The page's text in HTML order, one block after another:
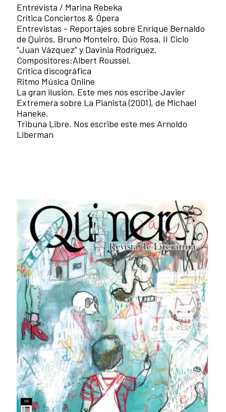
Entrevista / Marina Rebeka
Crítica Conciertos & Ópera
Entrevistas - Reportajes sobre Enrique Bernaldo
de Quirós, Bruno Monteiro, Dúo Rosa, II Ciclo
“Juan Vázquez” y Davinia Rodríguez.
Compositores:Albert Roussel.
Crítica discográfica
Ritmo Música Online
La gran ilusión. Este mes nos escribe Javier
Extremera sobre La Pianista (2001), de Michael
Haneke.
Tribuna Libre. Nos escribe este mes Arnoldo
Liberman